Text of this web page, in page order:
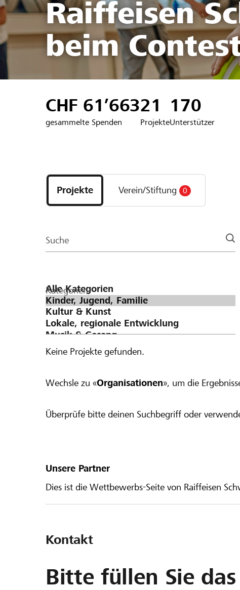
Raiffeisen
beim
CHF 61’663
gesammelte Spenden
21
Projekte
170
Unterstützer
Projekte
und
Organisationen
Projekte Verein/Stiftung 0
Suche
Kategorien
Keine Projekte gefunden.
Wechsle zu «Organisationen», um die
Überprüfe bitte deinen Suchbegriff oder
Unsere Partner
Dies ist die Wettbewerbs-Seite von Raiffeisen
Kontakt
Bitte füllen Sie